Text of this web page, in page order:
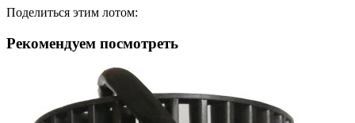
Поделиться этим лотом:
Рекомендуем посмотреть